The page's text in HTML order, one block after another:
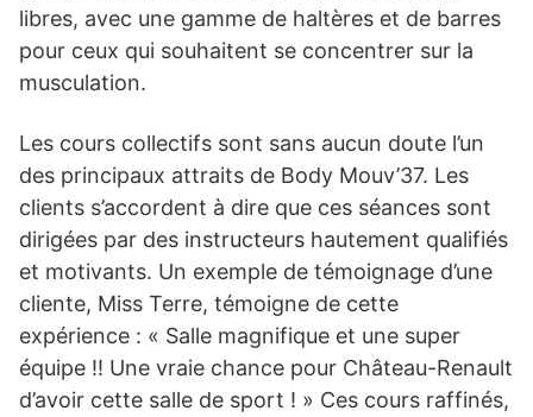
libres, avec une gamme de haltères et de barres
pour ceux qui souhaitent se concentrer sur la
musculation.
Les cours collectifs sont sans aucun doute l’un
des principaux attraits de Body Mouv’37. Les
clients s’accordent à dire que ces séances sont
dirigées par des instructeurs hautement qualifiés
et motivants. Un exemple de témoignage d’une
cliente, Miss Terre, témoigne de cette
expérience : « Salle magnifique et une super
équipe !! Une vraie chance pour Château-Renault
d’avoir cette salle de sport ! » Ces cours raffinés,